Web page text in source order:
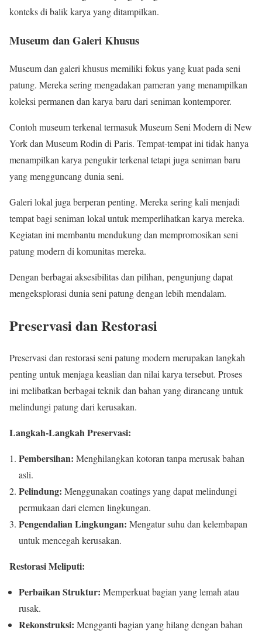
konteks di balik karya yang ditampilkan.
Museum dan Galeri Khusus
Museum dan galeri khusus memiliki fokus yang kuat pada seni
patung. Mereka sering mengadakan pameran yang menampilkan
koleksi permanen dan karya baru dari seniman kontemporer.
Contoh museum terkenal termasuk Museum Seni Modern di New
York dan Museum Rodin di Paris. Tempat-tempat ini tidak hanya
menampilkan karya pengukir terkenal tetapi juga seniman baru
yang mengguncang dunia seni.
Galeri lokal juga berperan penting. Mereka sering kali menjadi
tempat bagi seniman lokal untuk memperlihatkan karya mereka.
Kegiatan ini membantu mendukung dan mempromosikan seni
patung modern di komunitas mereka.
Dengan berbagai aksesibilitas dan pilihan, pengunjung dapat
mengeksplorasi dunia seni patung dengan lebih mendalam.
Preservasi dan Restorasi
Preservasi dan restorasi seni patung modern merupakan langkah
penting untuk menjaga keaslian dan nilai karya tersebut. Proses
ini melibatkan berbagai teknik dan bahan yang dirancang untuk
melindungi patung dari kerusakan.
Langkah-Langkah Preservasi:
Pembersihan: Menghilangkan kotoran tanpa merusak bahan
asli.
Pelindung: Menggunakan coatings yang dapat melindungi
permukaan dari elemen lingkungan.
Pengendalian Lingkungan: Mengatur suhu dan kelembapan
untuk mencegah kerusakan.
Restorasi Meliputi:
Perbaikan Struktur: Memperkuat bagian yang lemah atau
rusak.
Rekonstruksi: Mengganti bagian yang hilang dengan bahan